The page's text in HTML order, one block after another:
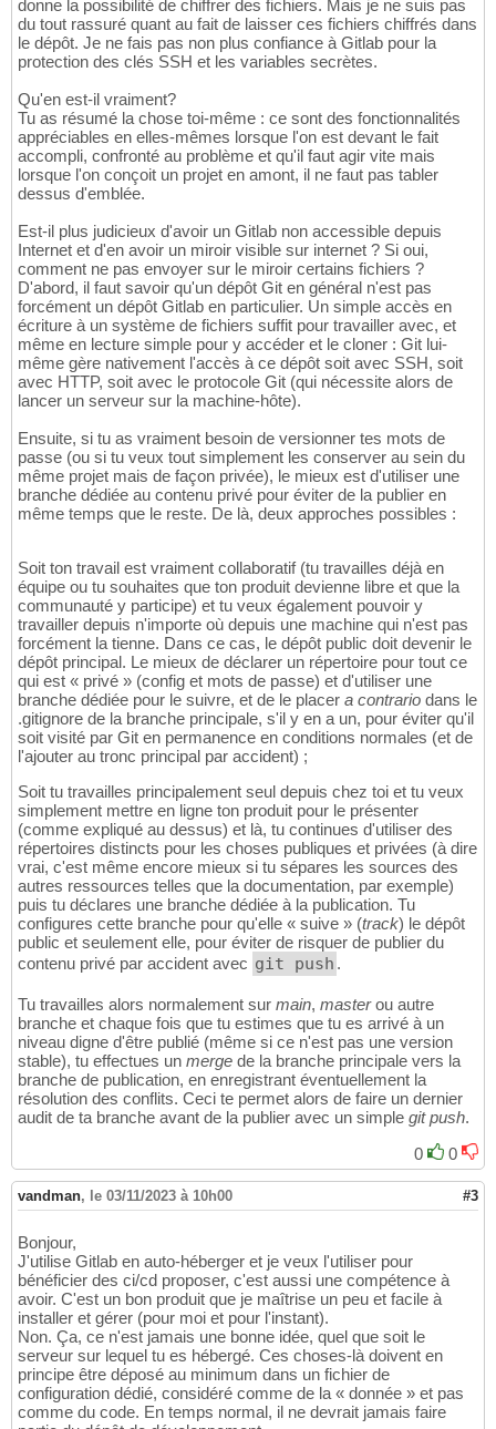
donne la possibilité de chiffrer des fichiers. Mais je ne suis pas
du tout rassuré quant au fait de laisser ces fichiers chiffrés dans
le dépôt. Je ne fais pas non plus confiance à Gitlab pour la
protection des clés SSH et les variables secrètes.
Qu'en est-il vraiment?
Tu as résumé la chose toi-même : ce sont des fonctionnalités
appréciables en elles-mêmes lorsque l'on est devant le fait
accompli, confronté au problème et qu'il faut agir vite mais
lorsque l'on conçoit un projet en amont, il ne faut pas tabler
dessus d'emblée.
Est-il plus judicieux d'avoir un Gitlab non accessible depuis
Internet et d'en avoir un miroir visible sur internet ? Si oui,
comment ne pas envoyer sur le miroir certains fichiers ?
D'abord, il faut savoir qu'un dépôt Git en général n'est pas
forcément un dépôt Gitlab en particulier. Un simple accès en
écriture à un système de fichiers suffit pour travailler avec, et
même en lecture simple pour y accéder et le cloner : Git lui-
même gère nativement l'accès à ce dépôt soit avec SSH, soit
avec HTTP, soit avec le protocole Git (qui nécessite alors de
lancer un serveur sur la machine-hôte).
Ensuite, si tu as vraiment besoin de versionner tes mots de
passe (ou si tu veux tout simplement les conserver au sein du
même projet mais de façon privée), le mieux est d'utiliser une
branche dédiée au contenu privé pour éviter de la publier en
même temps que le reste. De là, deux approches possibles :
Soit ton travail est vraiment collaboratif (tu travailles déjà en
équipe ou tu souhaites que ton produit devienne libre et que la
communauté y participe) et tu veux également pouvoir y
travailler depuis n'importe où depuis une machine qui n'est pas
forcément la tienne. Dans ce cas, le dépôt public doit devenir le
dépôt principal. Le mieux de déclarer un répertoire pour tout ce
qui est « privé » (config et mots de passe) et d'utiliser une
branche dédiée pour le suivre, et de le placer a contrario dans le
.gitignore de la branche principale, s'il y en a un, pour éviter qu'il
soit visité par Git en permanence en conditions normales (et de
l'ajouter au tronc principal par accident) ;
Soit tu travailles principalement seul depuis chez toi et tu veux
simplement mettre en ligne ton produit pour le présenter
(comme expliqué au dessus) et là, tu continues d'utiliser des
répertoires distincts pour les choses publiques et privées (à dire
vrai, c'est même encore mieux si tu sépares les sources des
autres ressources telles que la documentation, par exemple)
puis tu déclares une branche dédiée à la publication. Tu
configures cette branche pour qu'elle « suive » (track) le dépôt
public et seulement elle, pour éviter de risquer de publier du
contenu privé par accident avec git push .
Tu travailles alors normalement sur main, masterou autre
branche et chaque fois que tu estimes que tu es arrivé à un
niveau digne d'être publié (même si ce n'est pas une version
stable), tu effectues un merge de la branche principale vers la
branche de publication, en enregistrant éventuellement la
résolution des conflits. Ceci te permet alors de faire un dernier
audit de ta branche avant de la publier avec un simple git push.
0
0
vandman, le 03/11/2023 à 10h00 #3
Bonjour,
J'utilise Gitlab en auto-héberger et je veux l'utiliser pour
bénéficier des ci/cd proposer, c'est aussi une compétence à
avoir. C'est un bon produit que je maîtrise un peu et facile à
installer et gérer (pour moi et pour l'instant).
Non. Ça, ce n'est jamais une bonne idée, quel que soit le
serveur sur lequel tu es hébergé. Ces choses-là doivent en
principe être déposé au minimum dans un fichier de
configuration dédié, considéré comme de la « donnée » et pas
comme du code. En temps normal, il ne devrait jamais faire